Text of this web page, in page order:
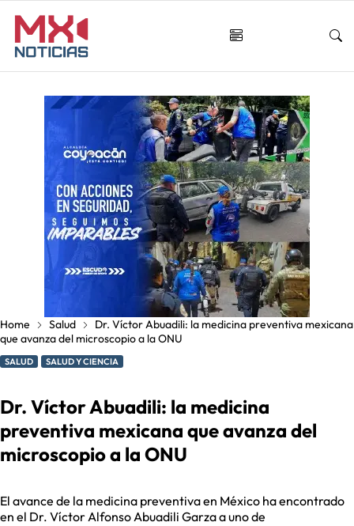
Home Salud
Dr. Víctor Abuadili: la medicina preventiva mexicana
que avanza del microscopio a la ONU
SALUD SALUD Y CIENCIA
Dr. Víctor Abuadili: la medicina
preventiva mexicana que avanza del
microscopio a la ONU
El avance de la medicina preventiva en México ha encontrado
en el Dr. Víctor Alfonso Abuadili Garza a uno de